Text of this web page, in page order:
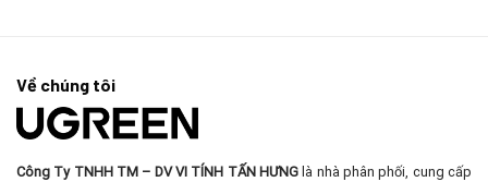
Về chúng tôi
Công Ty TNHH TM – DV VI TÍNH TẤN HƯNG là nhà phân phối, cung cấp